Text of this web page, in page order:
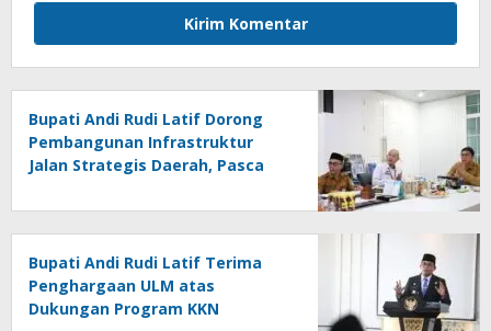
Bupati Andi Rudi Latif Dorong
Pembangunan Infrastruktur
Jalan Strategis Daerah, Pasca
Bupati Andi Rudi Latif Terima
Penghargaan ULM atas
Dukungan Program KKN